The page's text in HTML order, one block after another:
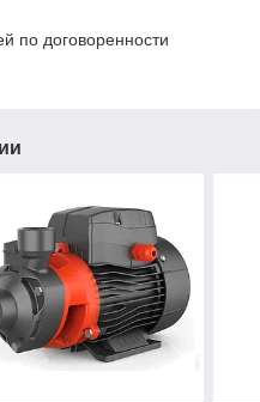
по договоренности